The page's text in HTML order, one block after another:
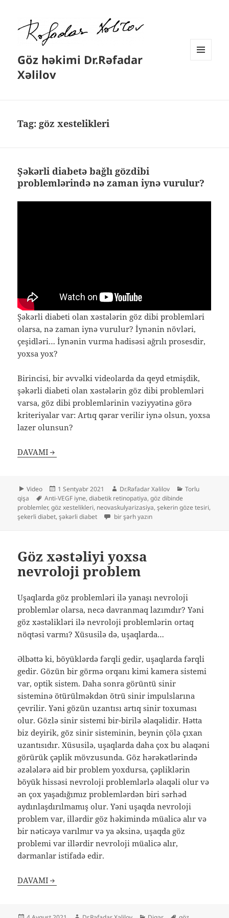
Göz həkimi Dr.Rəfadar
Xəlilov
Tag: göz xestelikleri
Şəkərli diabetə bağlı gözdibi
problemlərində nə zaman iynə vurulur?
Şəkərli diabeti olan xəstələrin göz dibi problemləri
olarsa, nə zaman iynə vurulur? İynənin növləri,
çeşidləri… İynənin vurma hadisəsi ağrılı prosesdir,
yoxsa yox?
Birincisi, bir əvvəlki videolarda da qeyd etmişdik,
şəkərli diabeti olan xəstələrin göz dibi problemləri
varsa, göz dibi problemlərinin vəziyyətinə görə
kriteriyalar var: Artıq qərar verilir iynə olsun, yoxsa
lazer olunsun?
DAVAMI
Format
Video
Yayım
tarixi
1 Sentyabr 2021 Müəllif
Dr.Rəfadar Xəlilov Kateqoriyalar
Torlu
qişa
Etiketlər
Anti-VEGF iyne,diabetik retinopatiya,göz dibinde
problemler,göz xestelikleri, neovaskulyarizasiya,şekerin göze tesiri,
şekerli diabet,şəkərli diabet Şəkərli diabetə bağlı gözdibi
bir şərh yazın
Göz xəstəliyi yoxsa
nevroloji problem
Uşaqlarda göz problemləri ilə yanaşı nevroloji
problemlər olarsa, necə davranmaq lazımdır? Yəni
göz xəstəlikləri ilə nevroloji problemlərin ortaq
nöqtəsi varmı? Xüsusilə də, uşaqlarda…
Əlbəttə ki, böyüklərdə fərqli gedir, uşaqlarda fərqli
gedir. Gözün bir görmə orqanı kimi kamera sistemi
var, optik sistem. Daha sonra görüntü sinir
sisteminə ötürülməkdən ötrü sinir impulslarına
çevrilir. Yəni gözün uzantısı artıq sinir toxuması
olur. Gözlə sinir sistemi bir-birilə əlaqəlidir. Hətta
biz deyirik, göz sinir sisteminin, beynin çölə çıxan
uzantısıdır. Xüsusilə, uşaqlarda daha çox bu əlaqəni
görürük çəplik mövzusunda. Göz hərəkətlərində
əzələlərə aid bir problem yoxdursa, çəpliklərin
böyük hissəsi nevroloji problemlərlə əlaqəli olur və
ən çox yaşadığımız problemlərdən biri sərhəd
aydınlaşdırılmamış olur. Yəni uşaqda nevroloji
problem var, illərdir göz həkimində müalicə alır və
bir nəticəyə varılmır və ya əksinə, uşaqda göz
problemi var illərdir nevroloji müalicə alır,
dərmanlar istifadə edir.
DAVAMI